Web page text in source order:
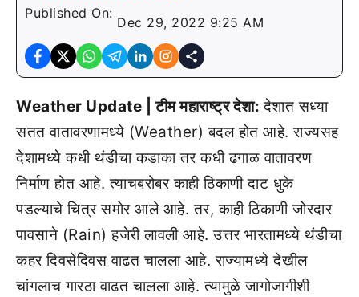
Published On:
Dec 29, 2022 9:25 AM
Weather Update | टीम महाराष्ट्र देशा:देशात सध्या
सतत वातावरणामध्ये (Weather) बदल होत आहे. राज्यसह
देशामध्ये कधी थंडीचा कडाका तर कधी ढगाळ वातावरण
निर्माण होत आहे. त्याचबरोबर काही ठिकाणी दाट धुके
पडल्याचे चित्र समोर आले आहे. तर, काही ठिकाणी जोरदार
पावसाने (Rain) हजेरी लावली आहे. उत्तर भारतामध्ये थंडीचा
कहर दिवसेंदिवस वाढत चालला आहे. राज्यामध्ये देखील
चांगलाच गारठा वाढत चालला आहे. त्यामुळे जागोजागीशी